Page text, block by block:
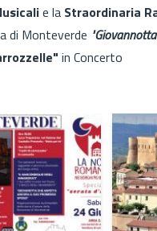
e la Straordinaria
di Monteverde
in Concerto